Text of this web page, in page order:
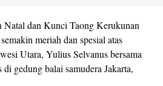
Natal dan Kunci Taong Kerukunan
meriah dan spesial atas
Utara, Yulius Selvanus bersama
gedung balai samudera Jakarta,